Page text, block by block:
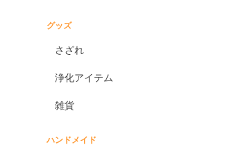
グッズ
さざれ
浄化アイテム
雑貨
ハンドメイド